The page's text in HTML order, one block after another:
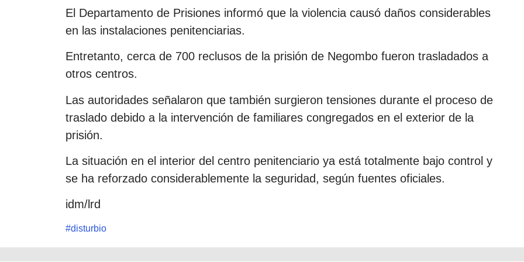
El Departamento de Prisiones informó que la violencia causó daños considerables
en las instalaciones penitenciarias.
Entretanto, cerca de 700 reclusos de la prisión de Negombo fueron trasladados a
otros centros.
Las autoridades señalaron que también surgieron tensiones durante el proceso de
traslado debido a la intervención de familiares congregados en el exterior de la
prisión.
La situación en el interior del centro penitenciario ya está totalmente bajo control y
se ha reforzado considerablemente la seguridad, según fuentes oficiales.
idm/lrd
#disturbio